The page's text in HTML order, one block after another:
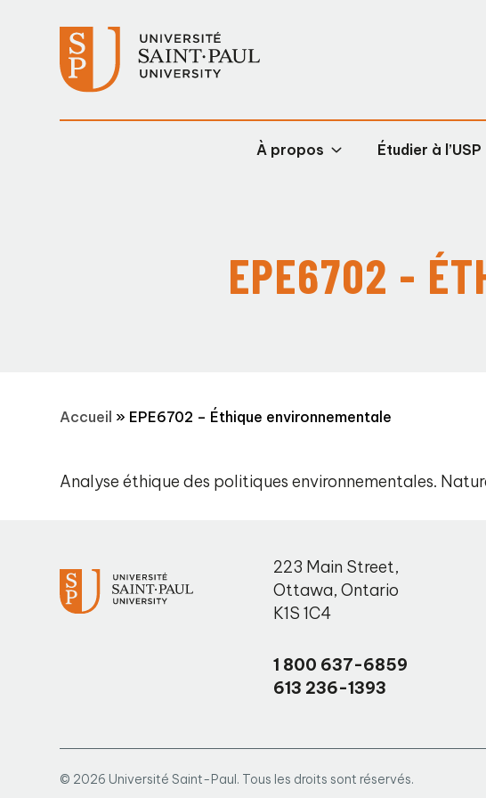
À propos Étudier à l’USP
EPE6702 -
Accueil » EPE6702 – Éthique environnementale
Analyse éthique des politiques environnementales.
223 Main Street,
Ottawa,Ontario
K1S 1C4
1 800 637-6859
613 236-1393
© 2026 Université Saint-Paul. Tous les droits sont réservés.